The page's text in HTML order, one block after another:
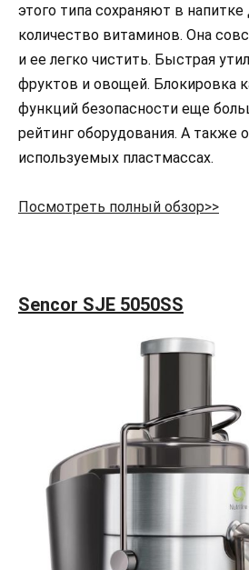
этого типа сохраняют в напитке
количество витаминов. Она
и ее легко чистить. Быстрая
фруктов и овощей. Блокировка
функций безопасности еще
рейтинг оборудования. А также
используемых пластмассах.
Посмотреть полный обзор>>
Sencor SJE 5050SS